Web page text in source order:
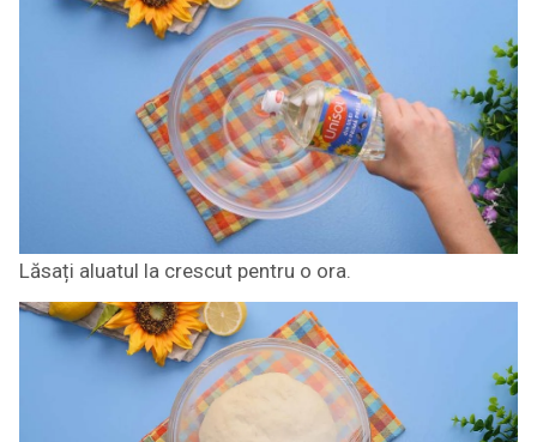
Lăsați aluatul la crescut pentru o ora.